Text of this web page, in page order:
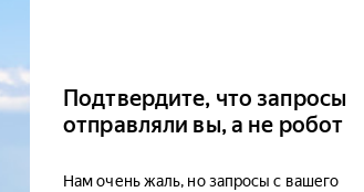
Подтвердите, что запросы
отправляли вы, а не робот
Нам очень жаль, но запросы с вашего